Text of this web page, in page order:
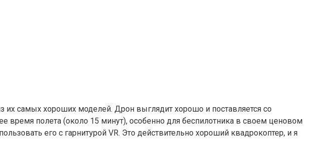
их самых хороших моделей. Дрон выглядит хорошо и поставляется со
время полета (около 15 минут), особенно для беспилотника в своем ценовом
его с гарнитурой VR. Это действительно хороший квадрокоптер, и я